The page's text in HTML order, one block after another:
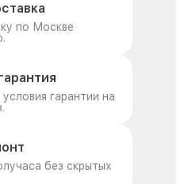
по Москве
гарантии на
без скрытых